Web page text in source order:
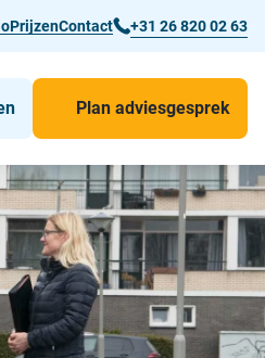
PrijzenContact +31 26 820 02 63
Toepassingen Plan adviesgesprek